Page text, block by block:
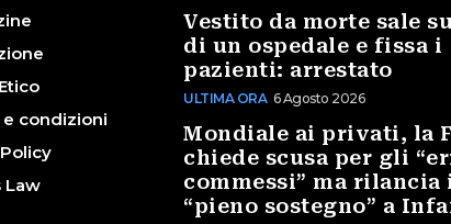
condizioni
Law
Vestito da morte sale
di un ospedale e fissa i
pazienti: arrestato
ULTIMA ORA 6 Agosto 2026
Mondiale ai privati, la
chiede scusa per gli
commessi” ma rilancia
“pieno sostegno” a